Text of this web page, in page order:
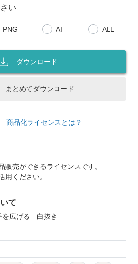
い
PNG AI ALL
ダウンロード
まとめてダウンロード
商品化ライセンスとは？
販売ができるライセンスです。
用ください。
て
を広げる 白抜き